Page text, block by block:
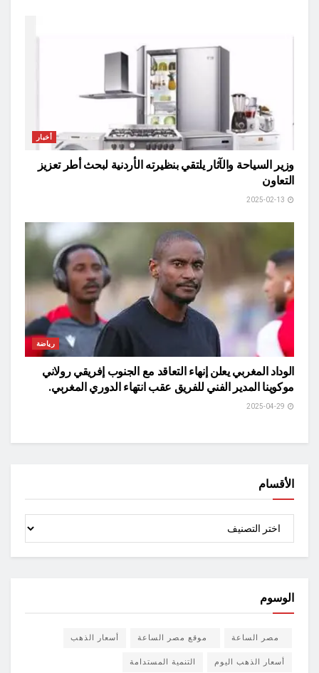
أخبار
وزير السياحة والآثار يلتقي بنظيرته الأردنية لبحث أطر تعزيز
التعاون
رياضة
الوداد المغربي يعلن إنهاء التعاقد مع الجنوب إفريقي رولاني
موكوينا المدير الفني للفريق عقب انتهاء الدوري المغربي.
الأقسام
الوسوم
مصر الساعة موقع مصر الساعة أسعار الذهب
أسعار الذهب اليوم التنمية المستدامة